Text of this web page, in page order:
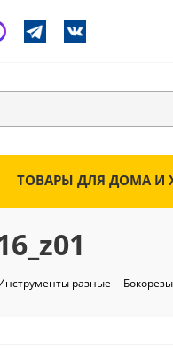
ТОВАРЫ ДЛЯ ДОМА И
разные -